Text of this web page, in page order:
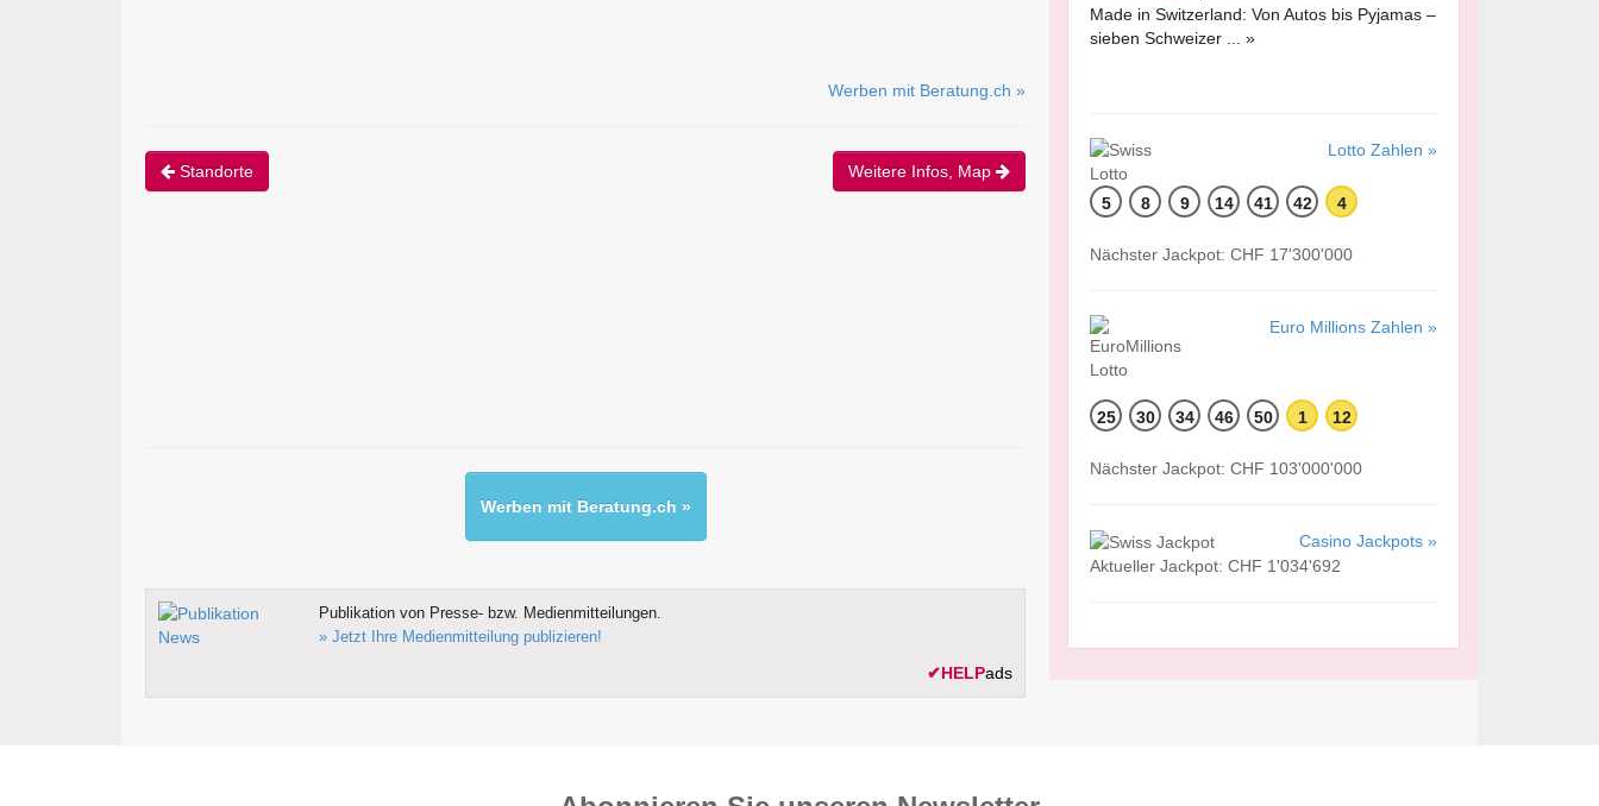
Werben mit Beratung.ch »
Standorte Weitere Infos, Map
Werben mit Beratung.ch »
Publikation von Presse- bzw. Medienmitteilungen.
» Jetzt Ihre Medienmitteilung publizieren!
✔HELPads
Made in Switzerland: Von Autos bis Pyjamas –
sieben Schweizer ... »
Lotto Zahlen »
5 8 9 14 41 42 4
Nächster Jackpot: CHF 17'300'000
Euro Millions Zahlen »
25 30 34 46 50 1 12
Nächster Jackpot: CHF 103'000'000
Casino Jackpots »
Aktueller Jackpot: CHF 1'034'692